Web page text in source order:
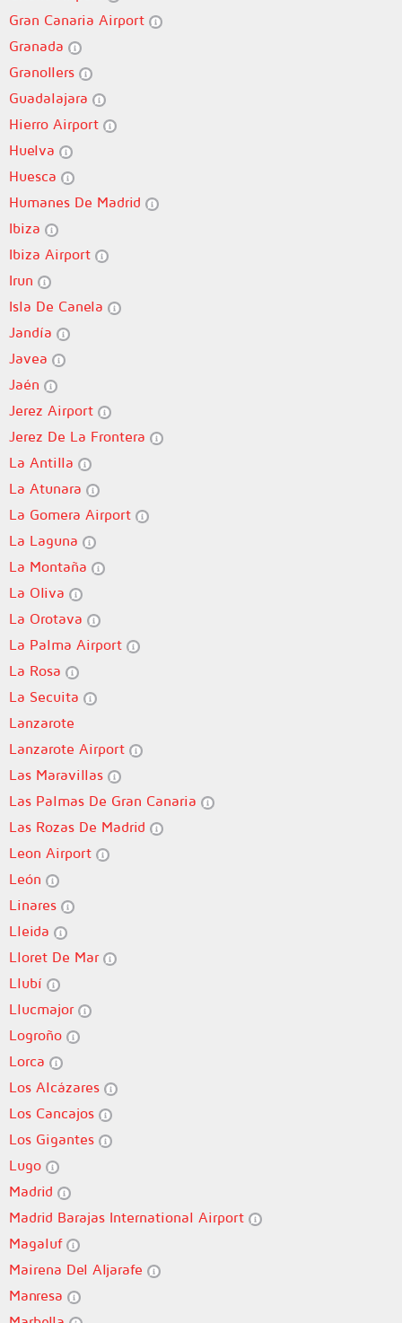
Gran Canaria Airport
Granada
Granollers
Guadalajara
Hierro Airport
Huelva
Huesca
Humanes De Madrid
Ibiza
Ibiza Airport
Irun
Isla De Canela
Jandía
Javea
Jaén
Jerez Airport
Jerez De La Frontera
La Antilla
La Atunara
La Gomera Airport
La Laguna
La Montaña
La Oliva
La Orotava
La Palma Airport
La Rosa
La Secuita
Lanzarote
Lanzarote Airport
Las Maravillas
Las Palmas De Gran Canaria
Las Rozas De Madrid
Leon Airport
León
Linares
Lleida
Lloret De Mar
Llubí
Llucmajor
Logroño
Lorca
Los Alcázares
Los Cancajos
Los Gigantes
Lugo
Madrid
Madrid Barajas International Airport
Magaluf
Mairena Del Aljarafe
Manresa